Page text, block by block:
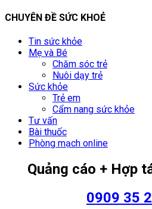
CHUYÊN ĐỀ SỨC KHOẺ
Tin sức khỏe
Mẹ và Bé
Chăm sóc trẻ
Nuôi dạy trẻ
Sức khỏe
Trẻ em
Cẩm nang sức khỏe
Tư vấn
Bài thuốc
Phòng mạch online
Quảng cáo + Hợp
0909 35